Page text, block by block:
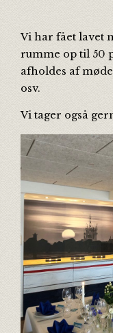
Vi har fået lavet
rumme op til 50
afholdes af
osv.
Vi tager også